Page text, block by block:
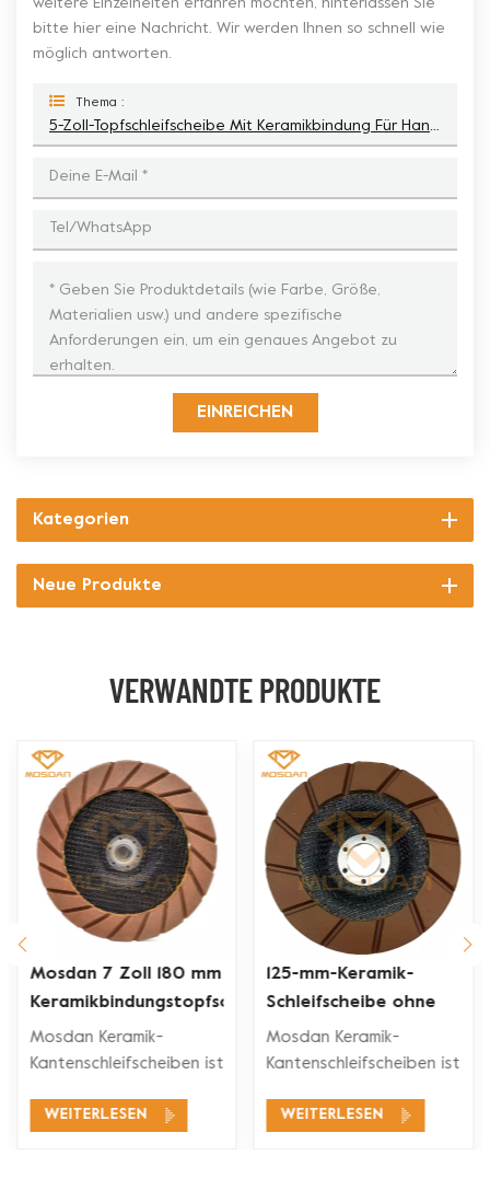
weitere Einzelheiten erfahren möchten, hinterlassen Sie
bitte hier eine Nachricht. Wir werden Ihnen so schnell wie
möglich antworten.
Thema :
5-Zoll-Topfschleifscheibe Mit Keramikbindung Für Handschleifer
EINREICHEN
Kategorien
Neue Produkte
VERWANDTE PRODUKTE
Mosdan 7 Zoll 180 mm
Keramikbindungstopfscheibe
zum Schleifen von
Betonkanten
Mosdan Keramik-
Kantenschleifscheiben ist
Design, das die Qualität
WEITERLESEN
125-mm-Keramik-
Schleifscheibe ohne
Gewinde für Hilti-
Schleifmaschinen
Mosdan Keramik-
Kantenschleifscheiben ist
Design, das die Qualität
WEITERLESEN